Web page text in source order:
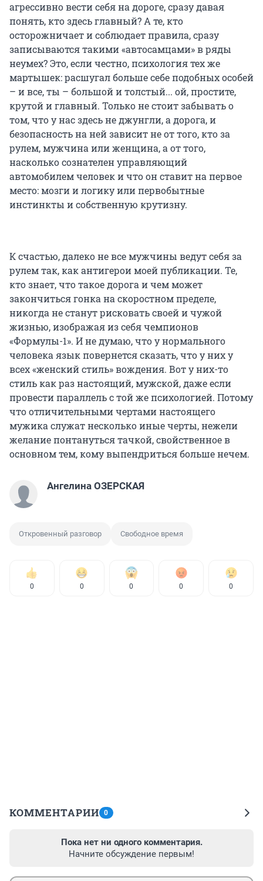
агрессивно вести себя на дороге, сразу давая
понять, кто здесь главный? А те, кто
осторожничает и соблюдает правила, сразу
записываются такими «автосамцами» в ряды
неумех? Это, если честно, психология тех же
мартышек: расшугал больше себе подобных особей
– и все, ты – большой и толстый... ой, простите,
крутой и главный. Только не стоит забывать о
том, что у нас здесь не джунгли, а дорога, и
безопасность на ней зависит не от того, кто за
рулем, мужчина или женщина, а от того,
насколько сознателен управляющий
автомобилем человек и что он ставит на первое
место: мозги и логику или первобытные
инстинкты и собственную крутизну.
К счастью, далеко не все мужчины ведут себя за
рулем так, как антигерои моей публикации. Те,
кто знает, что такое дорога и чем может
закончиться гонка на скоростном пределе,
никогда не станут рисковать своей и чужой
жизнью, изображая из себя чемпионов
«Формулы-1». И не думаю, что у нормального
человека язык повернется сказать, что у них у
всех «женский стиль» вождения. Вот у них-то
стиль как раз настоящий, мужской, даже если
провести параллель с той же психологией. Потому
что отличительными чертами настоящего
мужика служат несколько иные черты, нежели
желание понтануться тачкой, свойственное в
основном тем, кому выпендриться больше нечем.
Ангелина ОЗЕРСКАЯ
Откровенный разговор Свободное время
0 0 0 0 0
КОММЕНТАРИИ 0
Пока нет ни одного комментария.
Начните обсуждение первым!